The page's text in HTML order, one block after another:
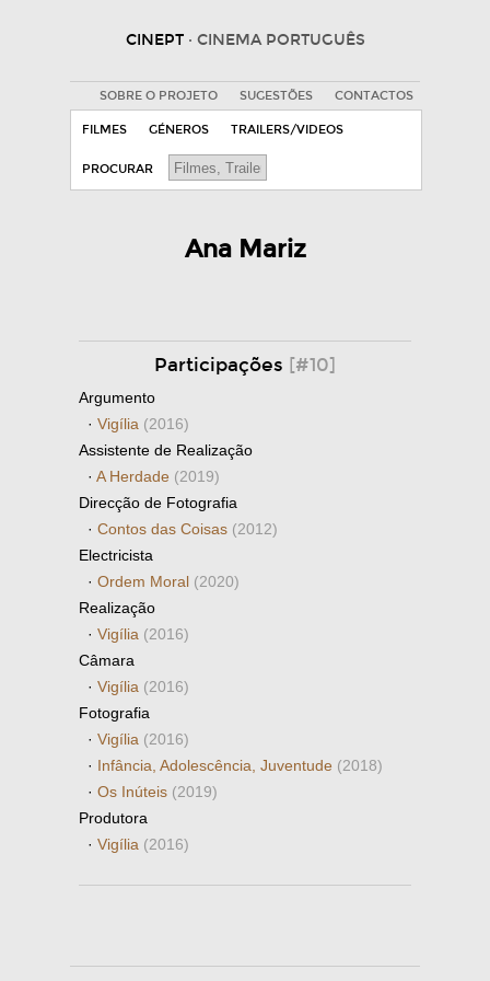
CINEPT · CINEMA PORTUGUÊS
SOBRE O PROJETO SUGESTÕES CONTACTOS
FILMES GÉNEROS TRAILERS/VIDEOS
PROCURAR
Ana Mariz
Participações [#10]
Argumento
· Vigília (2016)
Assistente de Realização
· A Herdade (2019)
Direcção de Fotografia
· Contos das Coisas (2012)
Electricista
· Ordem Moral (2020)
Realização
· Vigília (2016)
Câmara
· Vigília (2016)
Fotografia
· Vigília (2016)
· Infância, Adolescência, Juventude (2018)
· Os Inúteis (2019)
Produtora
· Vigília (2016)